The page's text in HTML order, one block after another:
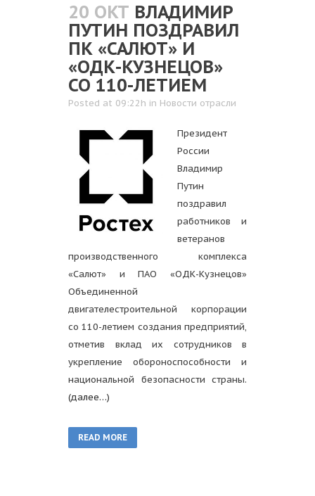
20 ОКТ ВЛАДИМИР
ПУТИН ПОЗДРАВИЛ
ПК «САЛЮТ» И
«ОДК-КУЗНЕЦОВ»
СО 110-ЛЕТИЕМ
Posted at 09:22h in Новости отрасли
Президент
России
Владимир
Путин
поздравил
работников и
ветеранов
производственного комплекса
«Салют» и ПАО «ОДК-Кузнецов»
Объединенной
двигателестроительной корпорации
со 110-летием создания предприятий,
отметив вклад их сотрудников в
укрепление обороноспособности и
национальной безопасности страны.
(далее…)
READ MORE